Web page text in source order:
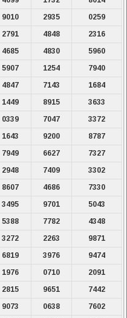
9010 2935
0259
2791 4848
2316
4685 4830
5960
5907 1254
7940
4847 7143
1684
1449 8915
3633
0339 7047
3372
1643 9200
8787
7949 6627
7327
2948 7409
3302
8607 4686
7330
3495 9701
5043
5388 7782
4348
3272 2263
9871
6819 3976
9474
1976 0710
2091
2815 9651
7442
9073 0638
7602